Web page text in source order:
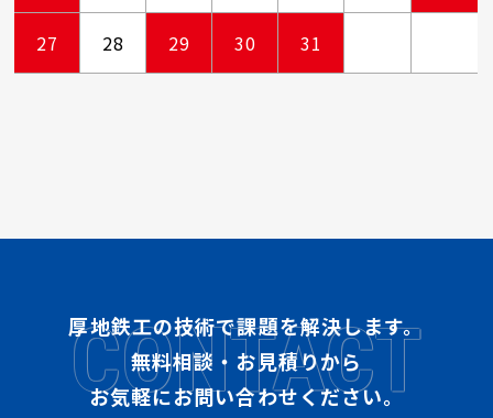
27 28 29 30 31
厚地鉄工の技術で課題を解決します。
無料相談・お見積りから
お気軽にお問い合わせください。
CONTACT